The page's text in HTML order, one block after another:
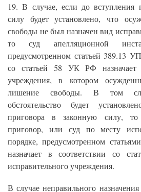
19. В случае, если до вступления
силу будет установлено, что
свободы не был назначен вид
то суд апелляционной
предусмотренном статьей 389.13
со статьей 58 УК РФ назначает
учреждения, в котором
лишение свободы. В том
обстоятельство будет
приговора в законную силу, то
приговор, или суд по месту
порядке, предусмотренном
назначает в соответствии со
исправительного учреждения.
В случае неправильного